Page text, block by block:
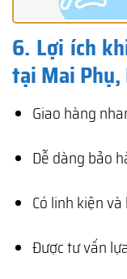
6. Lợi ích
tại Mai Phụ,
Giao hàng
Dễ dàng bảo
Có linh kiện
Được tư vấn